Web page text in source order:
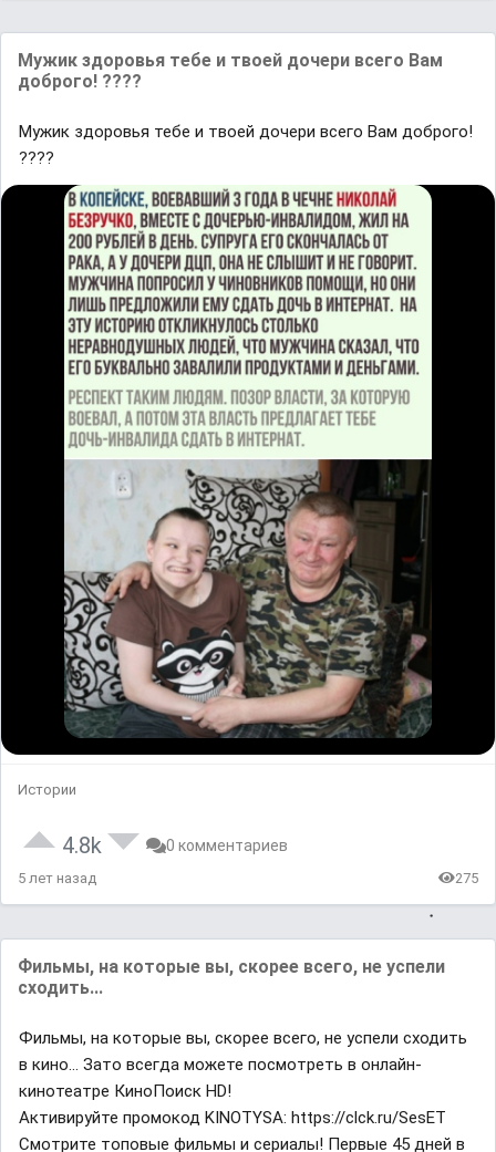
Мужик здоровья тебе и твоей дочери всего Вам
доброго! ????
Мужик здоровья тебе и твоей дочери всего Вам доброго!
????
Истории
4.8k 0 комментариев
5 лет назад 275
Фильмы, на которые вы, скорее всего, не успели
сходить...
Фильмы, на которые вы, скорее всего, не успели сходить
в кино... Зато всегда можете посмотреть в онлайн-
кинотеатре КиноПоиск HD!
Активируйте промокод KINOTYSA: https://clck.ru/SesET
Смотрите топовые фильмы и сериалы! Первые 45 дней в